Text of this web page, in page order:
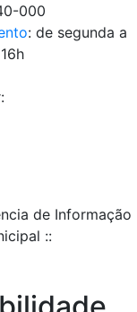
000
: de segunda a
de Informação
::